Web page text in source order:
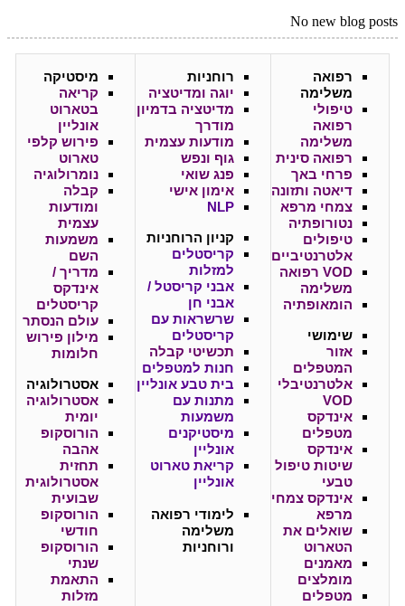
No new blog posts
רפואה
משלימה
טיפולי
רפואה
משלימה
רפואה סינית
פרחי באך
דיאטה ותזונה
צמחי מרפא
נטורופתיה
טיפולים
אלטרנטיביים
VOD רפואה
משלימה
הומאופתיה
שימושי
אזור
המטפלים
אלטרנטיבלי
VOD
אינדקס
מטפלים
אינדקס
שיטות טיפול
טבעי
אינדקס צמחי
מרפא
שואלים את
הטארוט
מאמנים
מומלצים
מטפלים
רוחניות
יוגה ומדיטציה
מדיטציה בדמיון
מודרך
מודעות עצמית
גוף ונפש
פנג שואי
אימון אישי
NLP
קניון הרוחניות
קריסטלים
למזלות
אבני קריסטל /
אבני חן
שרשראות עם
קריסטלים
תכשיטי קבלה
חנות למטפלים
בית טבע אונליין
מתנות עם
משמעות
מיסטיקנים
אונליין
קריאת טארוט
אונליין
לימודי רפואה
משלימה
ורוחניות
מיסטיקה
קריאה
בטארוט
אונליין
פירוש קלפי
טארוט
נומרולוגיה
קבלה
ומודעות
עצמית
משמעות
השם
מדריך /
אינדקס
קריסטלים
עולם הנסתר
מילון פירוש
חלומות
אסטרולוגיה
אסטרולוגיה
יומית
הורוסקופ
אהבה
תחזית
אסטרולוגית
שבועית
הורוסקופ
חודשי
הורוסקופ
שנתי
התאמת
מזלות